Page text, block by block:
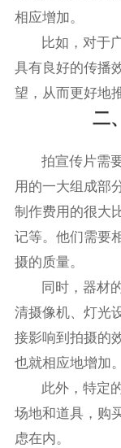
相应增加。
比如，对于
具有良好的传播
望，从而更好地
二
拍宣传片需
用的一大组成部
制作费用的很大
记等。他们需要
摄的质量。
同时，器材
清摄像机、灯光
接影响到拍摄的
也就相应地增加。
此外，特定
场地和道具，购
虑在内。